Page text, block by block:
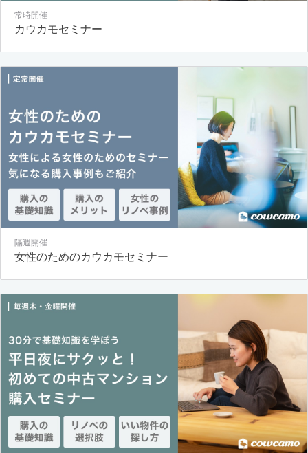
常時開催
カウカモセミナー
隔週開催
女性のためのカウカモセミナー